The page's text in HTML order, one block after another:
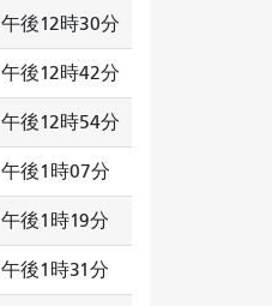
午後12時30分
午後12時42分
午後12時54分
午後1時07分
午後1時19分
午後1時31分